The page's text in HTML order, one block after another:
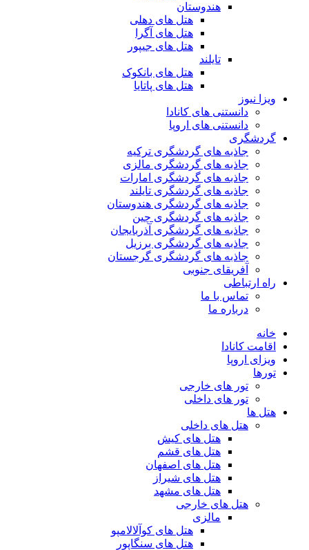
هندوستان
هتل های دهلی
هتل های آگرا
هتل های جیپور
تایلند
هتل های بانکوک
هتل های پاتایا
ویزا نیوز
دانستنی های کانادا
دانستنی های اروپا
گردشگری
جاذبه های گردشگری ترکیه
جاذبه های گردشگری مالزی
جاذبه های گردشگری امارات
جاذبه های گردشگری تایلند
جاذبه های گردشگری هندوستان
جاذبه های گردشگری چین
جاذبه های گردشگری آذربایجان
جاذبه های گردشگری برزیل
جاذبه های گردشگری گرجستان
آفریقای جنوبی
راه ارتباطی
تماس با ما
درباره ما
خانه
اقامت کانادا
ویزای اروپا
تورها
تور های خارجی
تور های داخلی
هتل ها
هتل های داخلی
هتل های کیش
هتل های قشم
هتل های اصفهان
هتل های شیراز
هتل های مشهد
هتل های خارجی
مالزی
هتل های کوآلالامپو
هتل های سنگاپور